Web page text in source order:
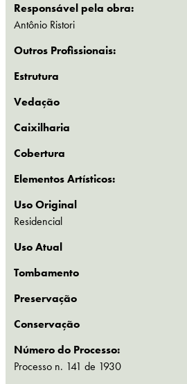
Responsável pela obra:
Antônio Ristori
Outros Profissionais:
Estrutura
Vedação
Caixilharia
Cobertura
Elementos Artísticos:
Uso Original
Residencial
Uso Atual
Tombamento
Preservação
Conservação
Número do Processo:
Processo n. 141 de 1930